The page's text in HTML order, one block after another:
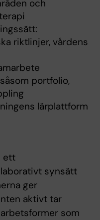
och
riktlinjer, vårdens
portfolio,
lärplattform
ett
synsätt
ger
aktivt tar
som